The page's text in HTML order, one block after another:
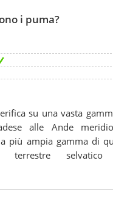
i puma?
su una vasta
alle Ande
più ampia gamma di
terrestre selvatico